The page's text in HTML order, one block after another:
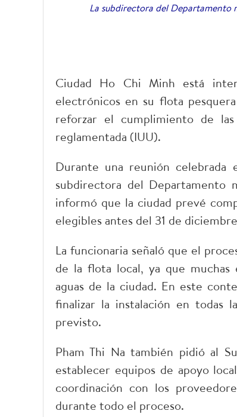
La subdirectora del Departamento
Ciudad Ho Chi Minh está
electrónicos en su flota
reforzar el cumplimiento de
reglamentada (IUU).
Durante una reunión celebrada
subdirectora del Departamento
informó que la ciudad prevé
elegibles antes del 31 de
La funcionaria señaló que el
de la flota local, ya que muchas
aguas de la ciudad. En este
finalizar la instalación en todas
previsto.
Pham Thi Na también pidió al
establecer equipos de apoyo
coordinación con los
durante todo el proceso.